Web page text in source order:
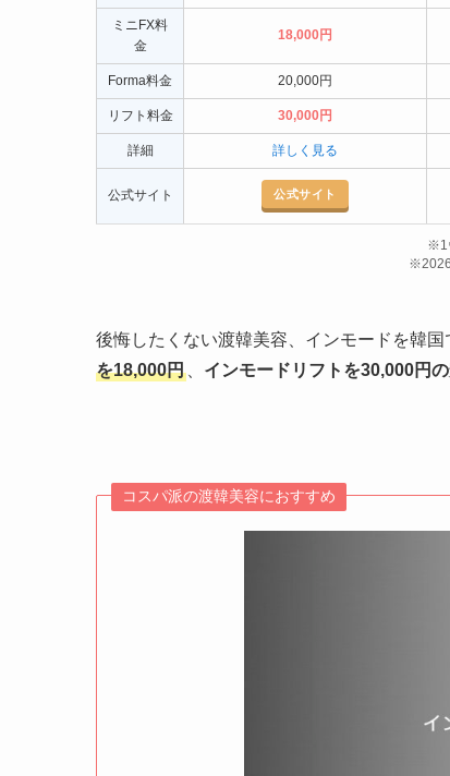
ミニFX料
金
18,000円
Forma料金 20,000円
リフト料金 30,000円
詳細 詳しく見る
公式サイト 公式サイト
※1
※2026
後悔したくない渡韓美容、インモードを韓国
を18,000円 インモードリフトを30,000円
コスパ派の渡韓美容におすすめ